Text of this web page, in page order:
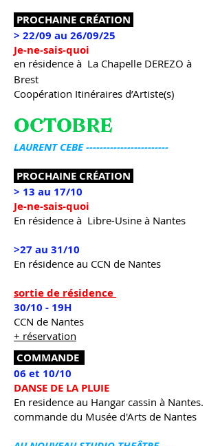
PROCHAINE CRÉATION
> 22/09 au 26/09/25
Je-ne-sais-quoi
en résidence à La Chapelle DEREZO à
Brest
Coopération Itinéraires d’Artiste(s)
OCTOBRE
LAURENT CEBE ------------------------
PROCHAINE CRÉATION
> 13 au 17/10
Je-ne-sais-quoi
En résidence à Libre-Usine à Nantes
>27 au 31/10
En résidence au CCN de Nantes
sortie de résidence
30/10 - 19H
CCN de Nantes
+ réservation
COMMANDE
06 et 10/10
DANSE DE LA PLUIE
En residence au Hangar cassin à Nantes.
commande du Musée d'Arts de Nantes